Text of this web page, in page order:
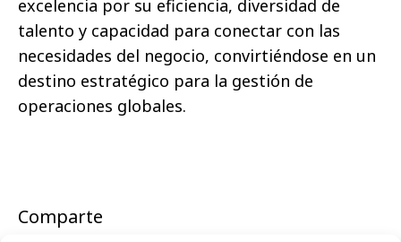
excelencia por su eficiencia, diversidad de
talento y capacidad para conectar con las
necesidades del negocio, convirtiéndose en un
destino estratégico para la gestión de
operaciones globales.
Comparte